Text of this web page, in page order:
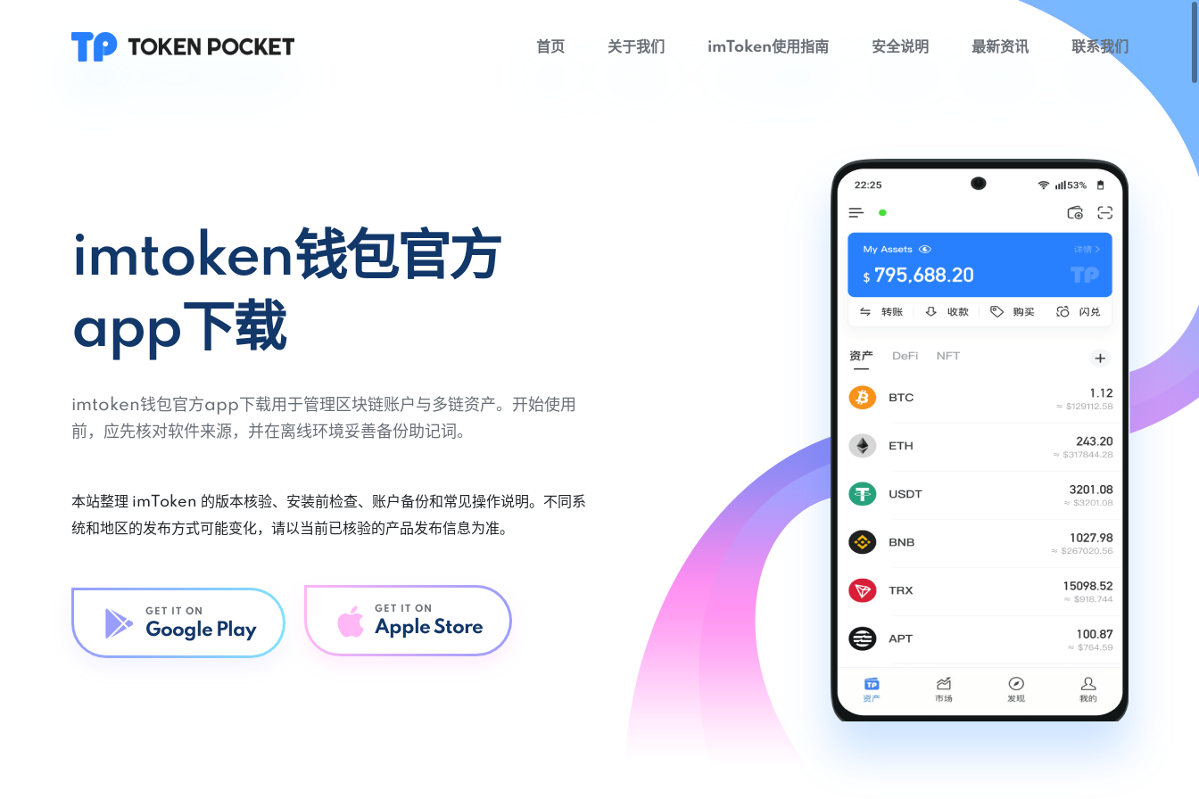
首页 关于我们 imToken使用指南 安全说明 最新资讯 联系我们
imtoken钱包官方
app下载
imtoken钱包官方app下载用于管理区块链账户与多链资产。开始使用
前，应先核对软件来源，并在离线环境妥善备份助记词。
本站整理 imToken 的版本核验、安装前检查、账户备份和常见操作说明。不同系
统和地区的发布方式可能变化，请以当前已核验的产品发布信息为准。
GET IT ON
Google Play
GET IT ON
Apple Store